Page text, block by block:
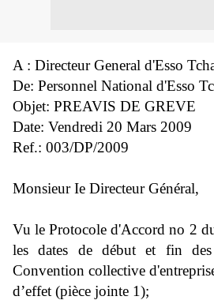
A : Directeur General d'Esso
De: Personnel National d'Esso
Objet: PREAVIS DE GREVE
Date: Vendredi 20 Mars 2009
Ref.: 003/DP/2009
Monsieur Ie Directeur Général,
Vu le Protocole d'Accord no 2
les dates de début et fin
Convention collective
d’effet (pièce jointe 1);